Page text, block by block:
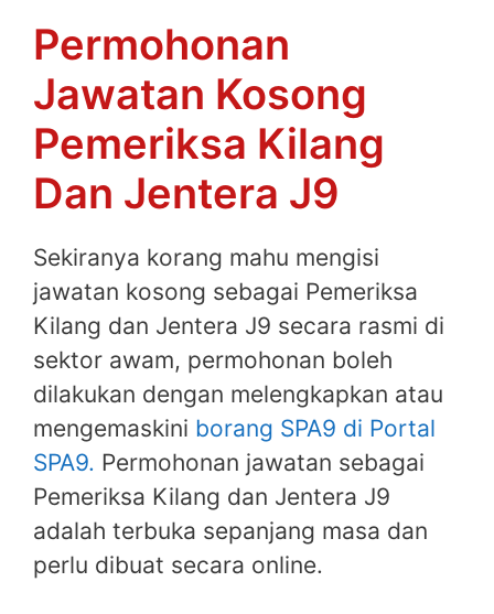
Permohonan
Jawatan Kosong
Pemeriksa Kilang
Dan Jentera J9
Sekiranya korang mahu mengisi
jawatan kosong sebagai Pemeriksa
Kilang dan Jentera J9 secara rasmi di
sektor awam, permohonan boleh
dilakukan dengan melengkapkan atau
mengemaskini borang SPA9 di Portal
SPA9. Permohonan jawatan sebagai
Pemeriksa Kilang dan Jentera J9
adalah terbuka sepanjang masa dan
perlu dibuat secara online.